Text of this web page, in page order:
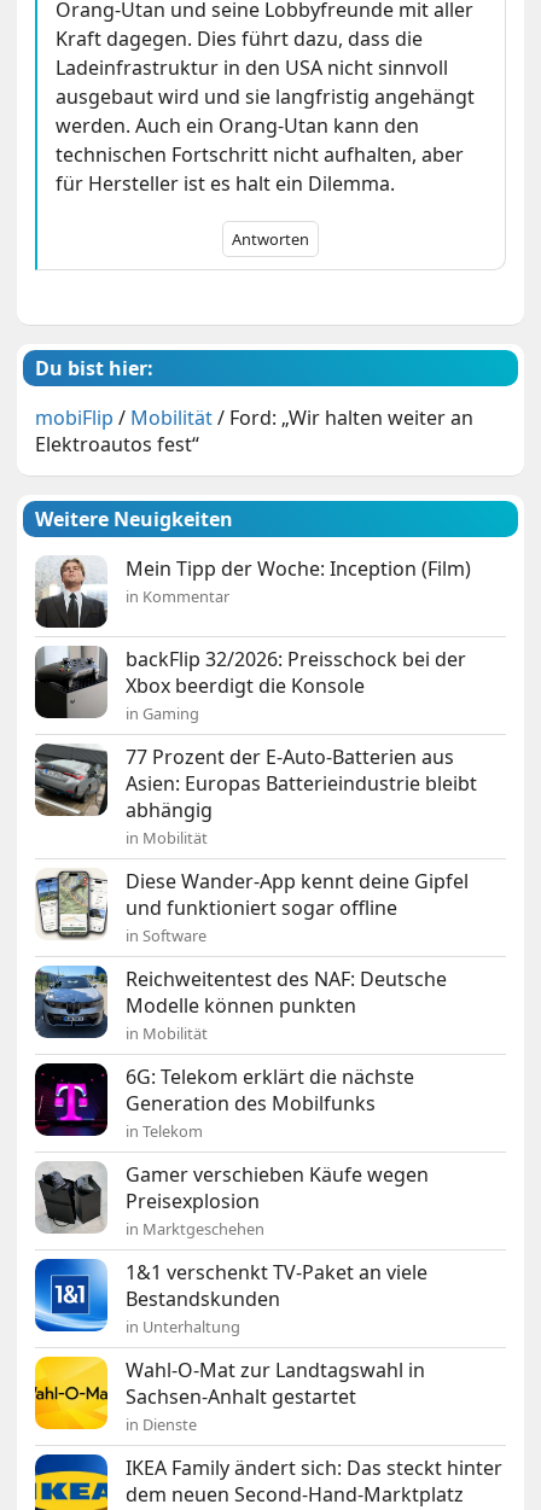
Orang-Utan und seine Lobbyfreunde mit aller
Kraft dagegen. Dies führt dazu, dass die
Ladeinfrastruktur in den USA nicht sinnvoll
ausgebaut wird und sie langfristig angehängt
werden. Auch ein Orang-Utan kann den
technischen Fortschritt nicht aufhalten, aber
für Hersteller ist es halt ein Dilemma.
Antworten
Du bist hier:
mobiFlip / Mobilität/ Ford: „Wir halten weiter an
Elektroautos fest“
Weitere Neuigkeiten
Mein Tipp der Woche: Inception (Film)
in Kommentar
backFlip 32/2026: Preisschock bei der
Xbox beerdigt die Konsole
in Gaming
77 Prozent der E-Auto-Batterien aus
Asien: Europas Batterieindustrie bleibt
abhängig
in Mobilität
Diese Wander-App kennt deine Gipfel
und funktioniert sogar offline
in Software
Reichweitentest des NAF: Deutsche
Modelle können punkten
in Mobilität
6G: Telekom erklärt die nächste
Generation des Mobilfunks
in Telekom
Gamer verschieben Käufe wegen
Preisexplosion
in Marktgeschehen
1&1 verschenkt TV-Paket an viele
Bestandskunden
in Unterhaltung
Wahl-O-Mat zur Landtagswahl in
Sachsen-Anhalt gestartet
in Dienste
IKEA Family ändert sich: Das steckt hinter
dem neuen Second-Hand-Marktplatz